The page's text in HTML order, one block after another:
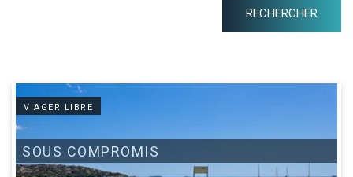
VIAGER LIBRE
SOUS COMPROMIS